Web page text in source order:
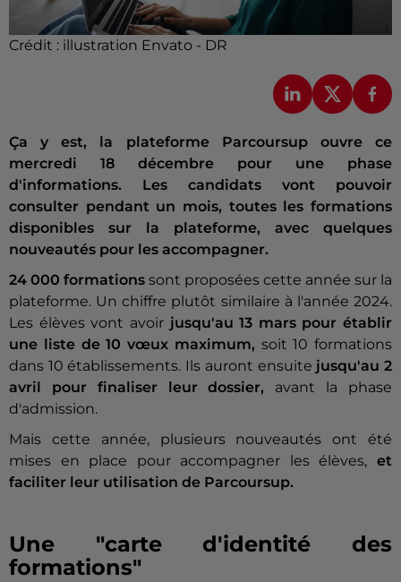
Crédit : illustration Envato - DR
Ça y est, la plateforme Parcoursup ouvre ce
mercredi 18 décembre pour une phase
d'informations. Les candidats vont pouvoir
consulter pendant un mois, toutes les formations
disponibles sur la plateforme, avec quelques
nouveautés pour les accompagner.
24 000 formations sont proposées cette année sur la
plateforme. Un chiffre plutôt similaire à l'année 2024.
Les élèves vont avoir jusqu'au 13 mars pour établir
une liste de 10 vœux maximum, soit 10 formations
dans 10 établissements. Ils auront ensuite jusqu'au 2
avril pour finaliser leur dossier, avant la phase
d'admission.
Mais cette année, plusieurs nouveautés ont été
mises en place pour accompagner les élèves, et
faciliter leur utilisation de Parcoursup.
Une "carte d'identité des
formations"